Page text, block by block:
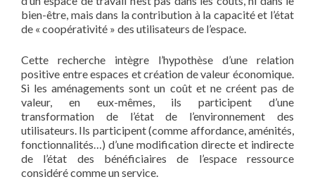
bien-être, mais dans la contribution à la capacité et l’état
de « coopérativité » des utilisateurs de l’espace.
Cette recherche intègre l’hypothèse d’une relation
positive entre espaces et création de valeur économique.
Si les aménagements sont un coût et ne créent pas de
valeur, en eux-mêmes, ils participent d’une
transformation de l’état de l’environnement des
utilisateurs. Ils participent (comme affordance, aménités,
fonctionnalités…) d’une modification directe et indirecte
de l’état des bénéficiaires de l’espace ressource
considéré comme un service.